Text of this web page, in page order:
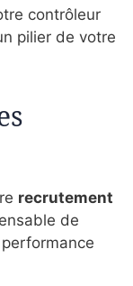
contrôleur
pilier de votre
recrutement
de